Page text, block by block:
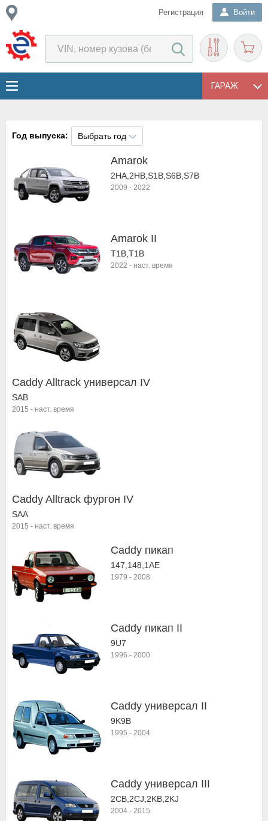
Регистрация Войти
ГАРАЖ
Год выпуска: Выбрать год
Amarok
2HA,2HB,S1B,S6B,S7B
2009 - 2022
Amarok II
T1B,T1B
2022 - наст. время
Caddy Alltrack универсал IV
SAB
2015 - наст. время
Caddy Alltrack фургон IV
SAA
2015 - наст. время
Caddy пикап
147,148,1AE
1979 - 2008
Caddy пикап II
9U7
1996 - 2000
Caddy универсал II
9K9B
1995 - 2004
Caddy универсал III
2CB,2CJ,2KB,2KJ
2004 - 2015